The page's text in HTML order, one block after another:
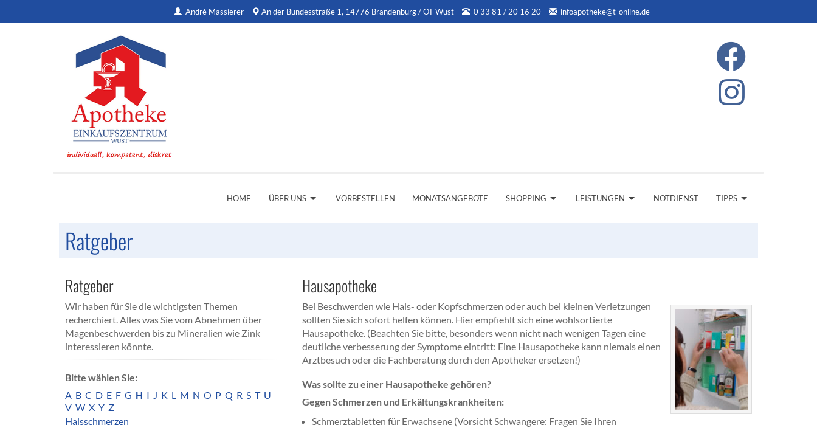
André Massierer An der Bundesstraße 1, 14776 Brandenburg / OT Wust 0 33 81 / 20 16 20 infoapotheke@t-online.de
HOME ÜBER UNS VORBESTELLEN MONATSANGEBOTE SHOPPING LEISTUNGEN NOTDIENST TIPPS
Ratgeber
Ratgeber
Wir haben für Sie die wichtigsten Themen
recherchiert. Alles was Sie vom Abnehmen über
Magenbeschwerden bis zu Mineralien wie Zink
interessieren könnte.
Bitte wählen Sie:
A B C D E F G H I J K L M N O P Q R S T U
V W X Y Z
Halsschmerzen
Hausapotheke
Bei Beschwerden wie Hals- oder Kopfschmerzen oder auch bei kleinen Verletzungen
sollten Sie sich sofort helfen können. Hier empfiehlt sich eine wohlsortierte
Hausapotheke. (Beachten Sie bitte, besonders wenn nicht nach wenigen Tagen eine
deutliche verbesserung der Symptome eintritt: Eine Hausapotheke kann niemals einen
Arztbesuch oder die Fachberatung durch den Apotheker ersetzen!)
Was sollte zu einer Hausapotheke gehören?
Gegen Schmerzen und Erkältungskrankheiten:
Schmerztabletten für Erwachsene (Vorsicht Schwangere: Fragen Sie Ihren